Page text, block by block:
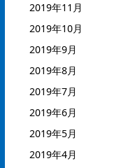
2019年11月
2019年10月
2019年9月
2019年8月
2019年7月
2019年6月
2019年5月
2019年4月